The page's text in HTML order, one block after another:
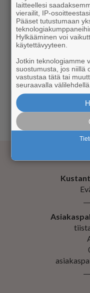
laitteellesi
vierailit, IP-
Pääset tutustumaan
Hylkääminen voi
käytettävyyteen.
Jotkin teknologiamme
suostumusta, jos niillä
vastustaa tätä tai
seuraavalla välilehdellä.